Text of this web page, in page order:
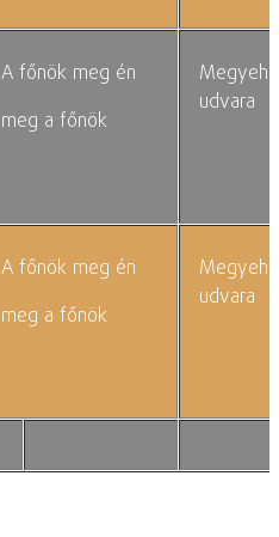
A főnök meg én
meg a főnök
udvara
A főnök meg én
meg a főnök
udvara